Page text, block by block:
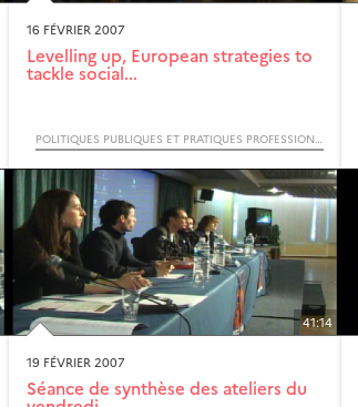
16 FÉVRIER 2007
Levelling up, European strategies to
tackle social...
POLITIQUES PUBLIQUES ET PRATIQUES PROFESSIONNELLES FACE AUX INÉGALITÉS SOCIALES DE SANTÉ (COLLOQUE INTERNATIONAL)
41:14
19 FÉVRIER 2007
Séance de synthèse des ateliers du